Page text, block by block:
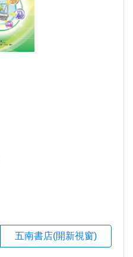
五南書店(開新視窗)